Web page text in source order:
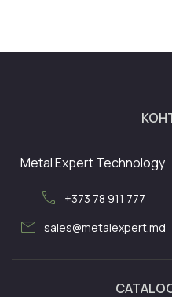
Metal Expert Technology
call +373 78 911 777
mail sales@metalexpert.md